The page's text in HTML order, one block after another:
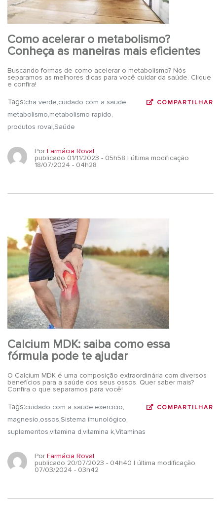
Como acelerar o metabolismo?
Conheça as maneiras mais eficientes
Buscando formas de como acelerar o metabolismo? Nós
separamos as melhores dicas para você cuidar da saúde. Clique
e confira!
COMPARTILHAR
Tags:cha verde cuidado com a saude
metabolismo metabolismo rapido
produtos roval Saúde
PorFarmácia Roval
publicado 01/11/2023 - 05h58 | última modificação
18/07/2024 - 04h28
Calcium MDK: saiba como essa
fórmula pode te ajudar
O Calcium MDK é uma composição extraordinária com diversos
benefícios para a saúde dos seus ossos. Quer saber mais?
Confira o que separamos para você!
COMPARTILHAR
Tags:cuidado com a saude exercicio
magnesio ossos Sistema imunológico
suplementos vitamina d vitamina kVitaminas
PorFarmácia Roval
publicado 20/07/2023 - 04h40 | última modificação
07/03/2024 - 03h42